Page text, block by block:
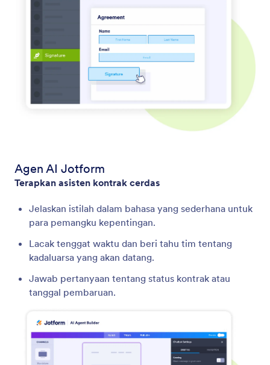
Agen AI Jotform
Terapkan asisten kontrak cerdas
Jelaskan istilah dalam bahasa yang sederhana untuk
para pemangku kepentingan.
Lacak tenggat waktu dan beri tahu tim tentang
kadaluarsa yang akan datang.
Jawab pertanyaan tentang status kontrak atau
tanggal pembaruan.